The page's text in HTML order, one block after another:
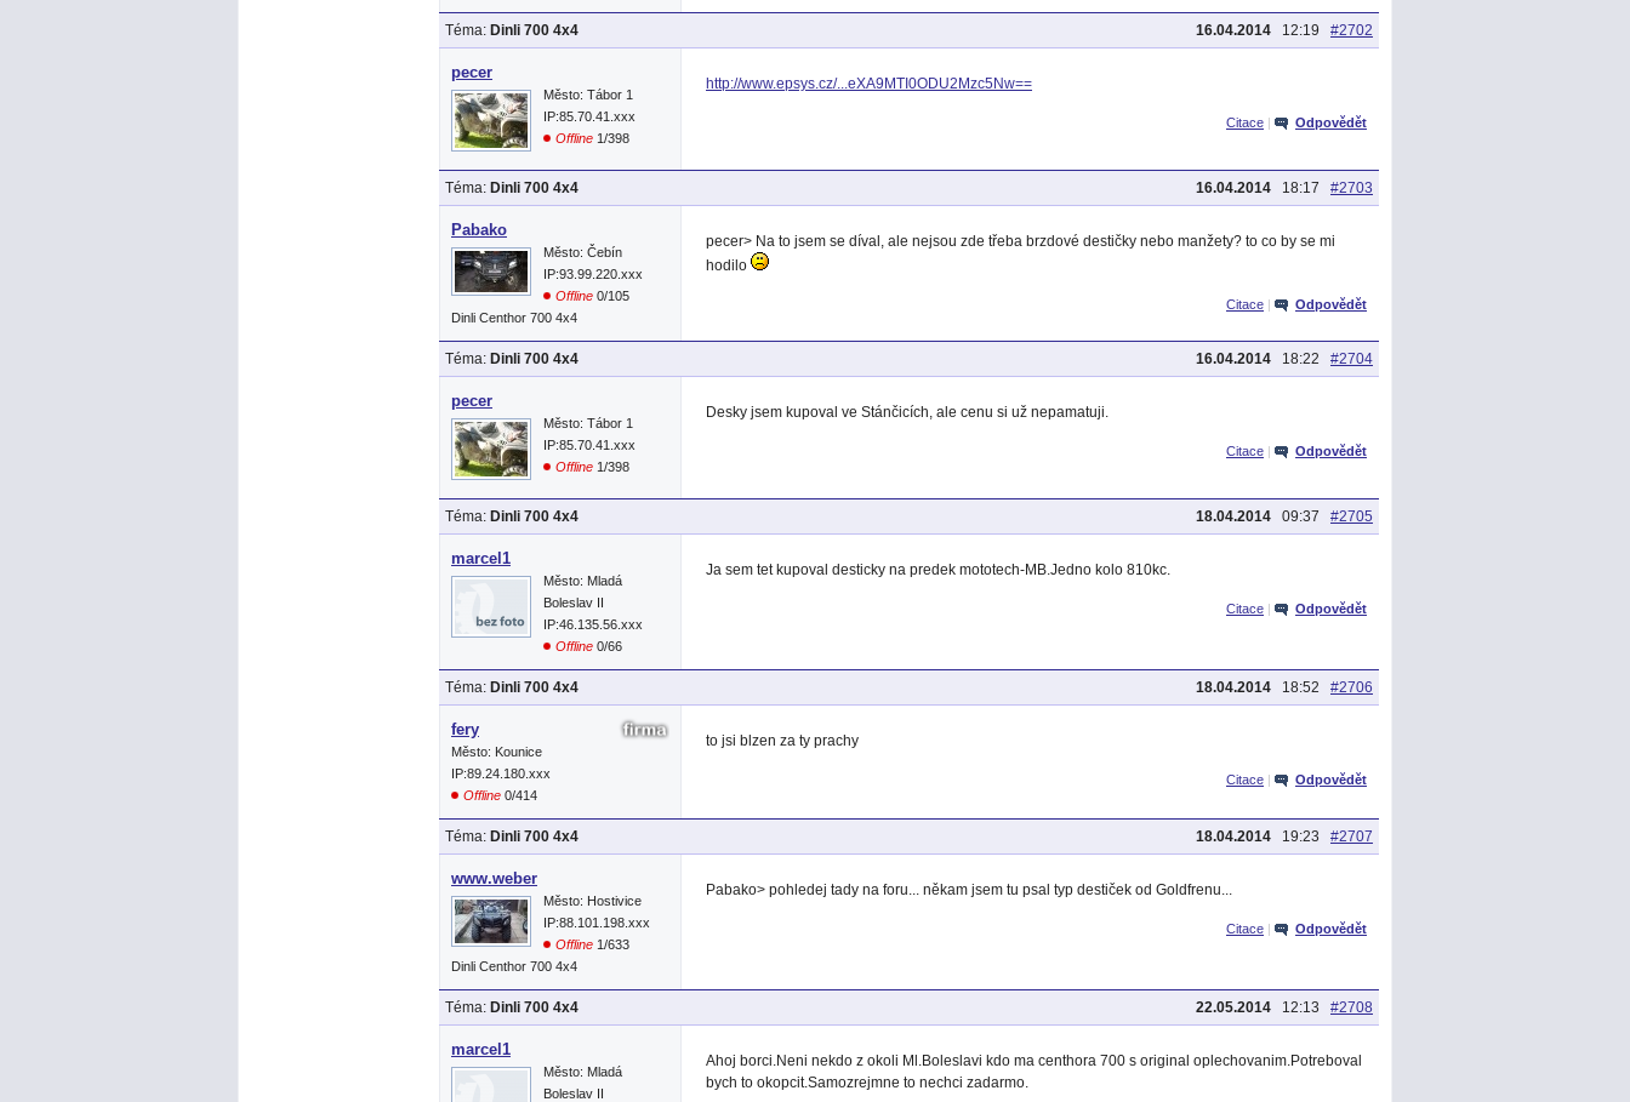
16.04.2014 12:19 #2702
Téma: Dinli 700 4x4
pecer
Město: Tábor 1
IP:85.70.41.xxx
Offline 1/398
http://www.epsys.cz/...eXA9MTI0ODU2Mzc5Nw==
Citace | Odpovědět
16.04.2014 18:17 #2703
Téma: Dinli 700 4x4
Pabako
Město: Čebín
IP:93.99.220.xxx
Offline 0/105
Dinli Centhor 700 4x4
pecer> Na to jsem se díval, ale nejsou zde třeba brzdové destičky nebo manžety? to co by se mi
hodilo
Citace | Odpovědět
16.04.2014 18:22 #2704
Téma: Dinli 700 4x4
pecer
Město: Tábor 1
IP:85.70.41.xxx
Offline 1/398
Desky jsem kupoval ve Stánčicích, ale cenu si už nepamatuji.
Citace | Odpovědět
18.04.2014 09:37 #2705
Téma: Dinli 700 4x4
marcel1
Město: Mladá
Boleslav II
IP:46.135.56.xxx
Offline 0/66
Ja sem tet kupoval desticky na predek mototech-MB.Jedno kolo 810kc.
Citace | Odpovědět
18.04.2014 18:52 #2706
Téma: Dinli 700 4x4
fery
Město: Kounice
IP:89.24.180.xxx
Offline 0/414
to jsi blzen za ty prachy
Citace | Odpovědět
18.04.2014 19:23 #2707
Téma: Dinli 700 4x4
www.weber
Město: Hostivice
IP:88.101.198.xxx
Offline 1/633
Dinli Centhor 700 4x4
Pabako> pohledej tady na foru... někam jsem tu psal typ destiček od Goldfrenu...
Citace | Odpovědět
22.05.2014 12:13 #2708
Téma: Dinli 700 4x4
marcel1
Město: Mladá
Boleslav II
Ahoj borci.Neni nekdo z okoli Ml.Boleslavi kdo ma centhora 700 s original oplechovanim.Potreboval
bych to okopcit.Samozrejmne to nechci zadarmo.